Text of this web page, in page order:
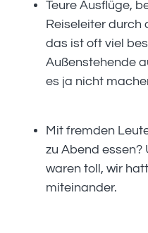
Teure Ausflüge,
Reiseleiter durch
das ist oft viel
Außenstehende
es ja nicht
Mit fremden
zu Abend essen?
waren toll, wir
miteinander.